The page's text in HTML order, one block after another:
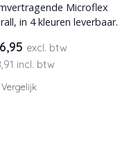
Microflex
in 4 kleuren leverbaar.
excl. btw
incl. btw
Vergelijk